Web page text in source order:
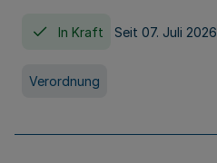
In Kraft Seit 07. Juli 2026
Verordnung